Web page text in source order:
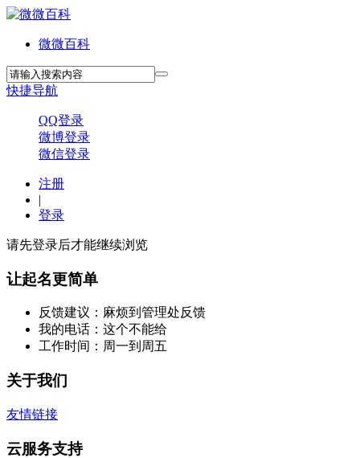
微微百科
快捷导航
QQ登录
微博登录
微信登录
注册
|
登录
请先登录后才能继续浏览
让起名更简单
反馈建议：麻烦到管理处反馈
我的电话：这个不能给
工作时间：周一到周五
关于我们
友情链接
云服务支持